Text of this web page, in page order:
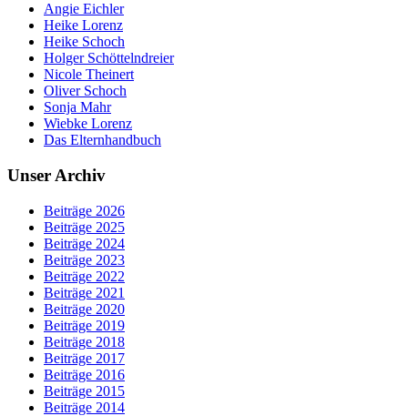
Angie Eichler
Heike Lorenz
Heike Schoch
Holger Schöttelndreier
Nicole Theinert
Oliver Schoch
Sonja Mahr
Wiebke Lorenz
Das Elternhandbuch
Unser Archiv
Beiträge 2026
Beiträge 2025
Beiträge 2024
Beiträge 2023
Beiträge 2022
Beiträge 2021
Beiträge 2020
Beiträge 2019
Beiträge 2018
Beiträge 2017
Beiträge 2016
Beiträge 2015
Beiträge 2014